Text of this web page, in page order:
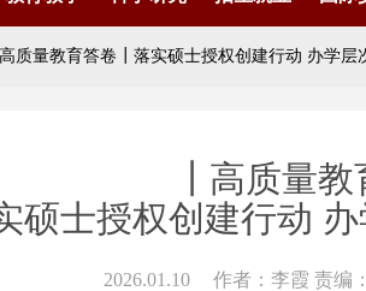
质量教育答卷┃落实硕士授权创建行动 办学层
┃高质量教
硕士授权创建行动
2026.01.10 作者：李霞 责编